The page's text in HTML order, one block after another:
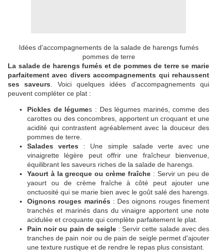
Idées d'accompagnements de la salade de harengs fumés
pommes de terre
La salade de harengs fumés et de pommes de terre se marie
parfaitement avec divers accompagnements qui rehaussent
ses saveurs . Voici quelques idées d'accompagnements qui
peuvent compléter ce plat :
Pickles de légumes : Des légumes marinés, comme des
carottes ou des concombres, apportent un croquant et une
acidité qui contrastent agréablement avec la douceur des
pommes de terre.
Salades vertes : Une simple salade verte avec une
vinaigrette légère peut offrir une fraîcheur bienvenue,
équilibrant les saveurs riches de la salade de harengs.
Yaourt à la grecque ou crème fraîche: Servir un peu de
yaourt ou de crème fraîche à côté peut ajouter une
onctuosité qui se marie bien avec le goût salé des harengs.
Oignons rouges marinés : Des oignons rouges finement
tranchés et marinés dans du vinaigre apportent une note
acidulée et croquante qui complète parfaitement le plat.
Pain noir ou pain de seigle : Servir cette salade avec des
tranches de pain noir ou de pain de seigle permet d'ajouter
une texture rustique et de rendre le repas plus consistant.